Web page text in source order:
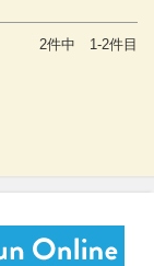
2件中 1-2件目